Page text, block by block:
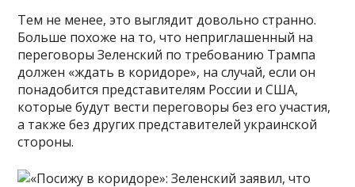
Тем не менее, это выглядит довольно странно.
Больше похоже на то, что неприглашенный на
переговоры Зеленский по требованию Трампа
должен «ждать в коридоре», на случай, если он
понадобится представителям России и США,
которые будут вести переговоры без его участия,
а также без других представителей украинской
стороны.